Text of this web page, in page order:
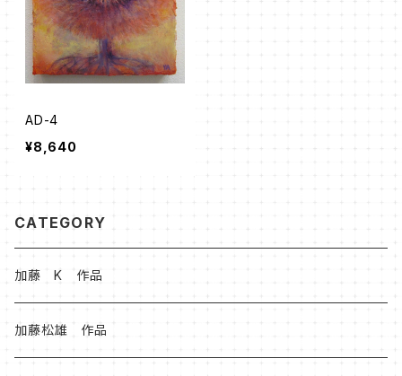
AD-4
¥8,640
CATEGORY
加藤 K 作品
加藤松雄 作品